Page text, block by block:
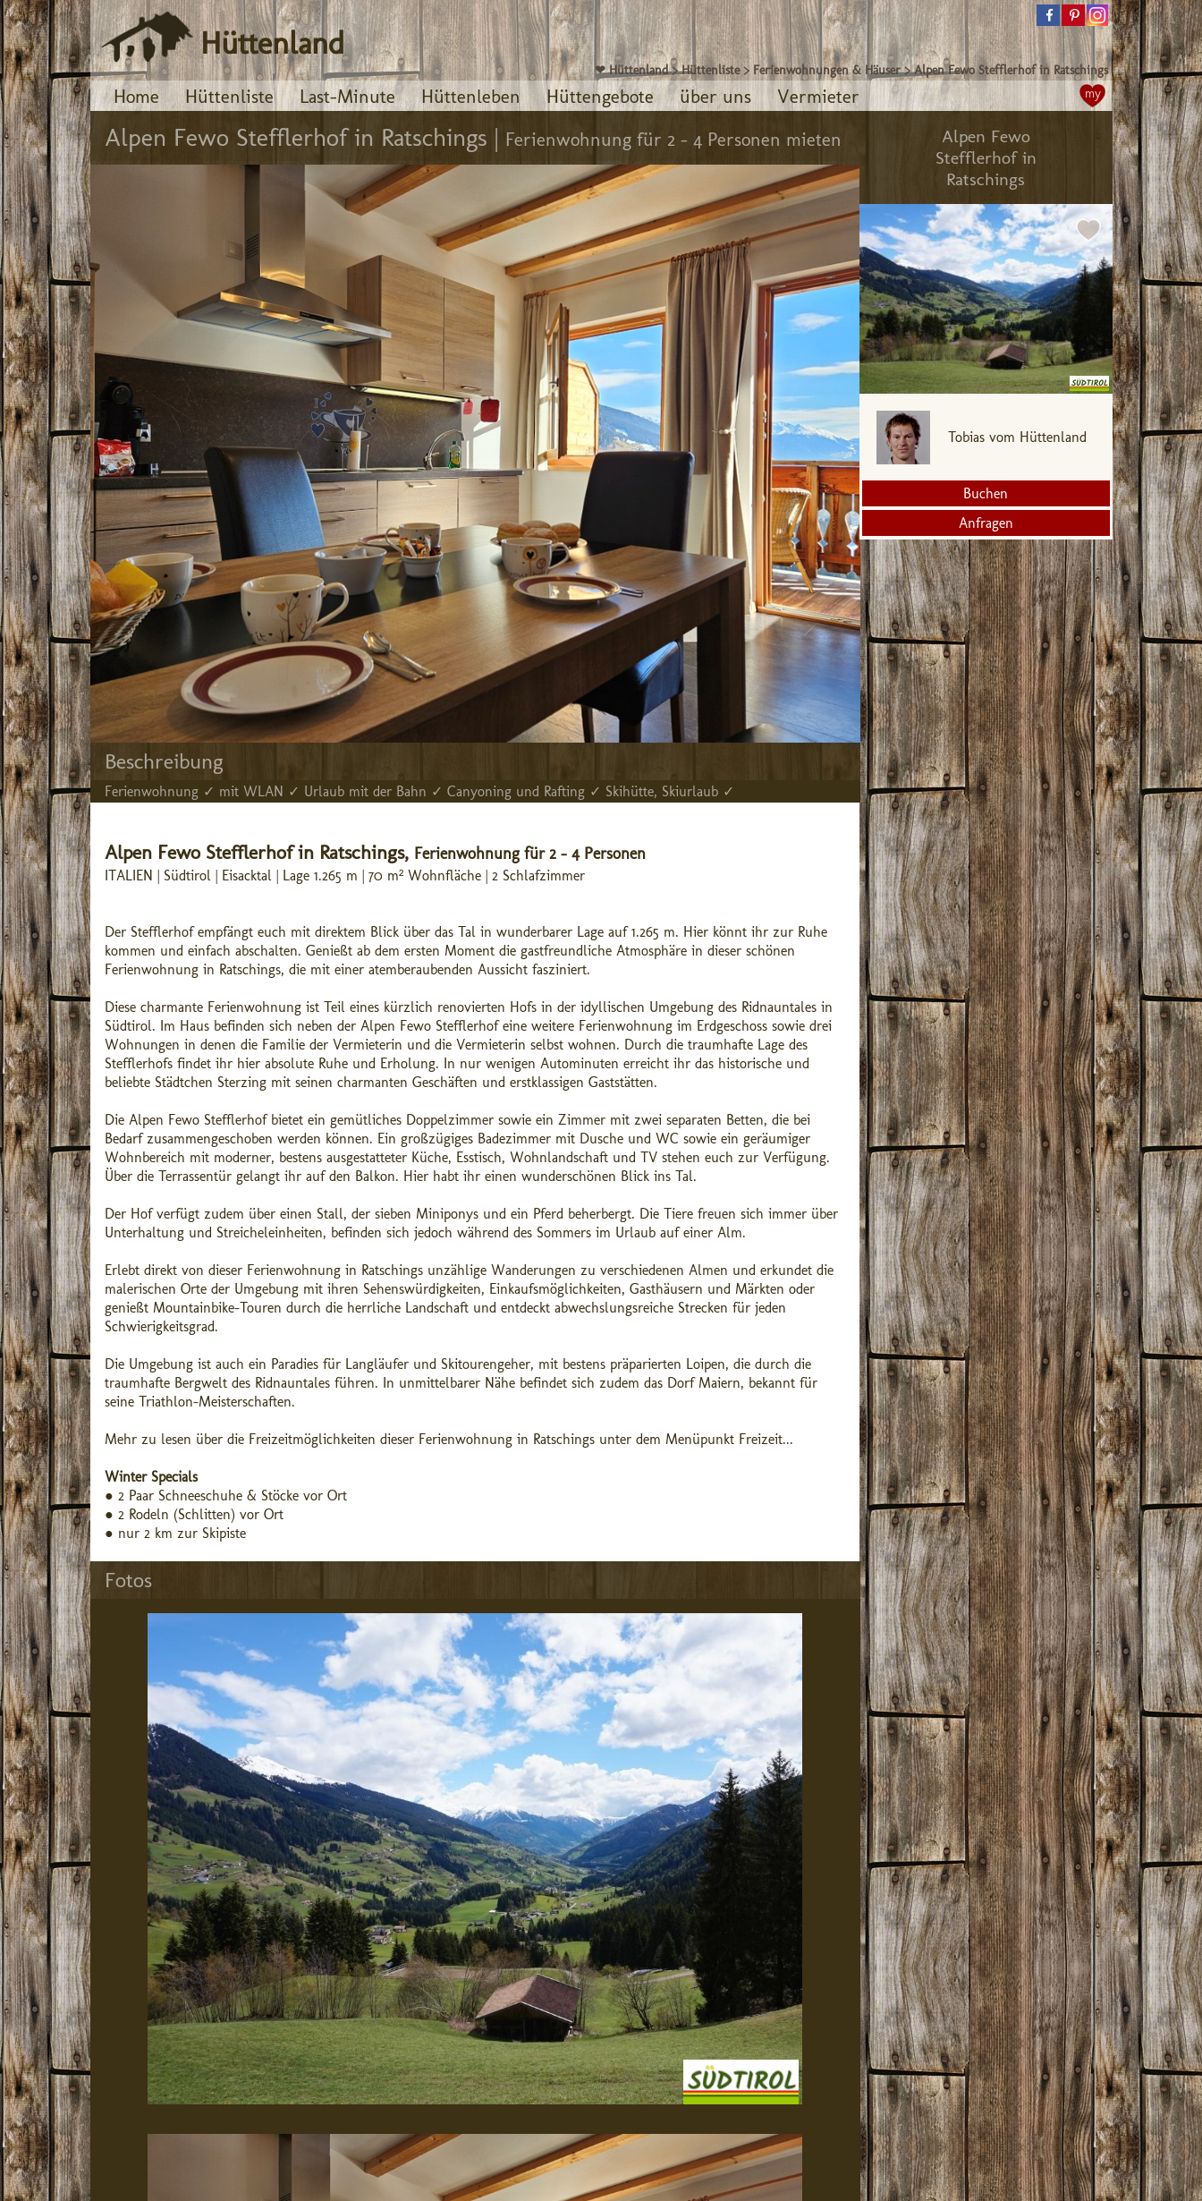
❤ Hüttenland >Hüttenliste > Ferienwohnungen & Häuser >Alpen Fewo Stefflerhof in Ratschings
Hüttenland
Home Hüttenliste Last-Minute Hüttenleben Hüttengebote über uns Vermieter my
Alpen Fewo Stefflerhof in Ratschings | Ferienwohnung für 2 - 4 Personen mieten
Beschreibung
Ferienwohnung ✓ mit WLAN ✓ Urlaub mit der Bahn ✓ Canyoning und Rafting ✓ Skihütte, Skiurlaub ✓
Alpen Fewo Stefflerhof in Ratschings, Ferienwohnung für 2 - 4 Personen
ITALIEN | Südtirol | Eisacktal | Lage 1.265 m | 70 m² Wohnfläche | 2 Schlafzimmer
Der Stefflerhof empfängt euch mit direktem Blick über das Tal in wunderbarer Lage auf 1.265 m. Hier könnt ihr zur Ruhe
kommen und einfach abschalten. Genießt ab dem ersten Moment die gastfreundliche Atmosphäre in dieser schönen
Ferienwohnung in Ratschings, die mit einer atemberaubenden Aussicht fasziniert.
Diese charmante Ferienwohnung ist Teil eines kürzlich renovierten Hofs in der idyllischen Umgebung des Ridnauntales in
Südtirol. Im Haus befinden sich neben der Alpen Fewo Stefflerhof eine weitere Ferienwohnung im Erdgeschoss sowie drei
Wohnungen in denen die Familie der Vermieterin und die Vermieterin selbst wohnen. Durch die traumhafte Lage des
Stefflerhofs findet ihr hier absolute Ruhe und Erholung. In nur wenigen Autominuten erreicht ihr das historische und
beliebte Städtchen Sterzing mit seinen charmanten Geschäften und erstklassigen Gaststätten.
Die Alpen Fewo Stefflerhof bietet ein gemütliches Doppelzimmer sowie ein Zimmer mit zwei separaten Betten, die bei
Bedarf zusammengeschoben werden können. Ein großzügiges Badezimmer mit Dusche und WC sowie ein geräumiger
Wohnbereich mit moderner, bestens ausgestatteter Küche, Esstisch, Wohnlandschaft und TV stehen euch zur Verfügung.
Über die Terrassentür gelangt ihr auf den Balkon. Hier habt ihr einen wunderschönen Blick ins Tal.
Der Hof verfügt zudem über einen Stall, der sieben Miniponys und ein Pferd beherbergt. Die Tiere freuen sich immer über
Unterhaltung und Streicheleinheiten, befinden sich jedoch während des Sommers im Urlaub auf einer Alm.
Erlebt direkt von dieser Ferienwohnung in Ratschings unzählige Wanderungen zu verschiedenen Almen und erkundet die
malerischen Orte der Umgebung mit ihren Sehenswürdigkeiten, Einkaufsmöglichkeiten, Gasthäusern und Märkten oder
genießt Mountainbike-Touren durch die herrliche Landschaft und entdeckt abwechslungsreiche Strecken für jeden
Schwierigkeitsgrad.
Die Umgebung ist auch ein Paradies für Langläufer und Skitourengeher, mit bestens präparierten Loipen, die durch die
traumhafte Bergwelt des Ridnauntales führen. In unmittelbarer Nähe befindet sich zudem das Dorf Maiern, bekannt für
seine Triathlon-Meisterschaften.
Mehr zu lesen über die Freizeitmöglichkeiten dieser Ferienwohnung in Ratschings unter dem Menüpunkt Freizeit...
Winter Specials
● 2 Paar Schneeschuhe & Stöcke vor Ort
● 2 Rodeln (Schlitten) vor Ort
● nur 2 km zur Skipiste
Fotos
Alpen Fewo
Stefflerhof in
Ratschings
Tobias vom Hüttenland
Buchen
Anfragen